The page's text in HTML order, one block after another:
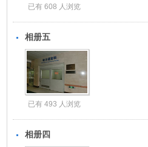
已有 608 人浏览
相册五
已有 493 人浏览
相册四